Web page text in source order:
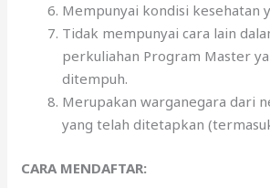
Mempunyai kondisi kesehatan
Tidak mempunyai cara lain
perkuliahan Program Master
ditempuh.
Merupakan warganegara dari
yang telah ditetapkan
CARA MENDAFTAR: